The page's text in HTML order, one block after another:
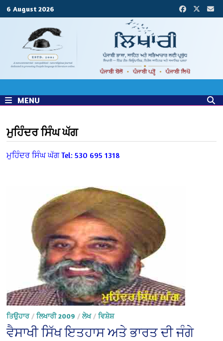
6 August 2026
MENU
ਮੁਹਿੰਦਰ ਸਿੰਘ ਘੱਗ
ਮੁਹਿੰਦਰ ਸਿੰਘ ਘੱਗ Tel: 530 695 1318
ਤਿਉਹਾਰ/ਲਿਖਾਰੀ 2009 /ਲੇਖ/ਵਿਸ਼ੇਸ਼
ਵੈਸਾਖੀ ਸਿੱਖ ਇਤਹਾਸ ਅਤੇ ਭਾਰਤ ਦੀ ਜੰਗੇ